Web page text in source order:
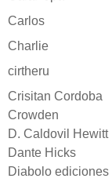
Carlos
Charlie
cirtheru
Crisitan Cordoba
Crowden
D. Caldovil Hewitt
Dante Hicks
Diabolo ediciones